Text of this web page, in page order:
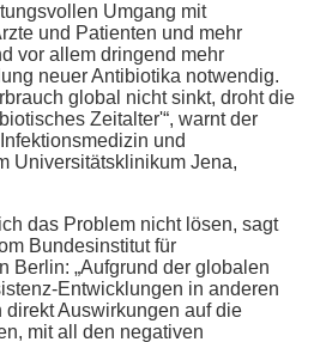
Umgang mit
und Patienten und mehr
vor allem dringend mehr
neuer Antibiotika notwendig.
global nicht sinkt, droht die
Zeitalter'“, warnt der
und
Universitätsklinikum Jena,
das Problem nicht lösen, sagt
Bundesinstitut für
Berlin: „Aufgrund der globalen
Entwicklungen in anderen
direkt Auswirkungen auf die
mit all den negativen